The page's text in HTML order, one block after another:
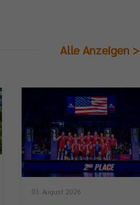
Alle Anzeigen >
03. August 2026